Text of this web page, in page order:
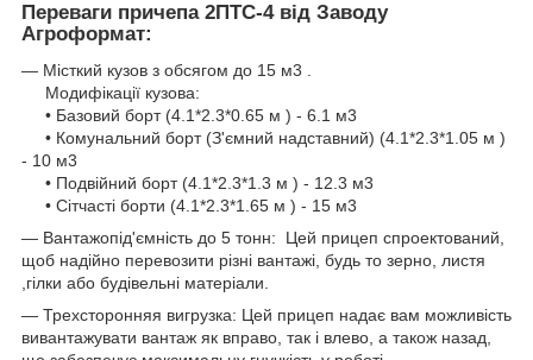
Переваги причепа 2ПТС-4 від Заводу
Агроформат:
— Місткий кузов з обсягом до 15 м3 .
Модифікації кузова:
• Базовий борт (4.1*2.3*0.65 м ) - 6.1 м3
• Комунальний борт (З'ємний надставний) (4.1*2.3*1.05 м )
- 10 м3
• Подвійний борт (4.1*2.3*1.3 м ) - 12.3 м3
• Сітчасті борти (4.1*2.3*1.65 м ) - 15 м3
— Вантажопід'ємність до 5 тонн: Цей прицеп спроектований,
щоб надійно перевозити різні вантажі, будь то зерно, листя
,гілки або будівельні матеріали.
— Трехсторонняя вигрузка: Цей прицеп надає вам можливість
вивантажувати вантаж як вправо, так і влево, а також назад,